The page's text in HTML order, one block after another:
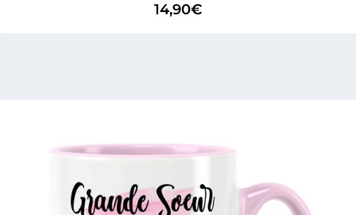
14,90€